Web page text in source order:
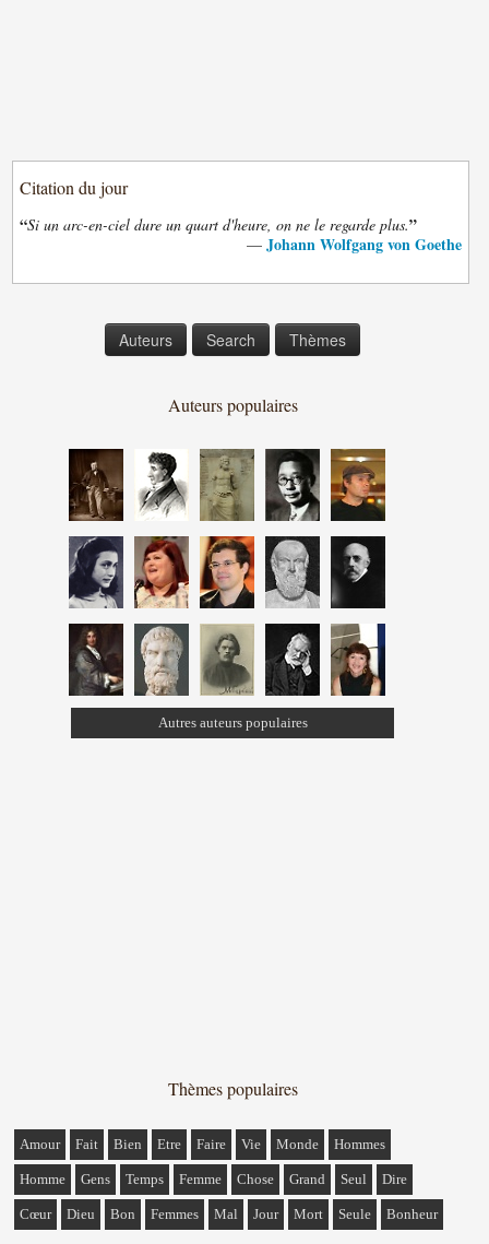
Citation du jour
“Si un arc-en-ciel dure un quart d'heure, on ne le regarde plus.”
— Johann Wolfgang von Goethe
Auteurs Search Thèmes
Auteurs populaires
Autres auteurs populaires
Thèmes populaires
Amour Fait Bien Etre Faire Vie Monde Hommes
Homme Gens Temps Femme Chose Grand Seul Dire
Cœur Dieu Bon Femmes Mal Jour Mort Seule Bonheur